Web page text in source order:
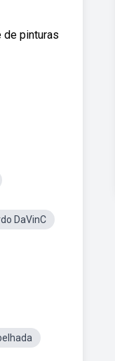
de pinturas
DaVinC